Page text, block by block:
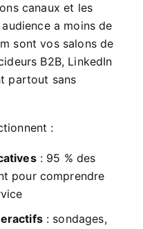
canaux et les
a moins de
sont vos salons de
B2B, LinkedIn
partout sans
:
: 95 % des
pour comprendre
: sondages,